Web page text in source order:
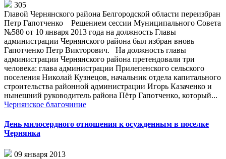
305
Главой Чернянского района Белгородской области переизбран
Петр Гапотченко Решением сессии Муниципального Совета
№580 от 10 января 2013 года на должность Главы
администрации Чернянского района был избран вновь
Гапотченко Петр Викторович. На должность главы
администрации Чернянского района претендовали три
человека: глава администрации Прилепенского сельского
поселения Николай Кузнецов, начальник отдела капитального
строительства районной администрации Игорь Казаченко и
нынешний руководитель района Пётр Гапотченко, который...
Чернянское благочиние
День милосердного отношения к осужденным в поселке
Чернянка
09 января 2013